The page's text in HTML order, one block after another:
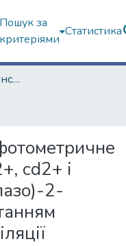
Пошук за
критеріями
Статистика
Навчально-науковий інститут Хімії
cd2+ і
2-